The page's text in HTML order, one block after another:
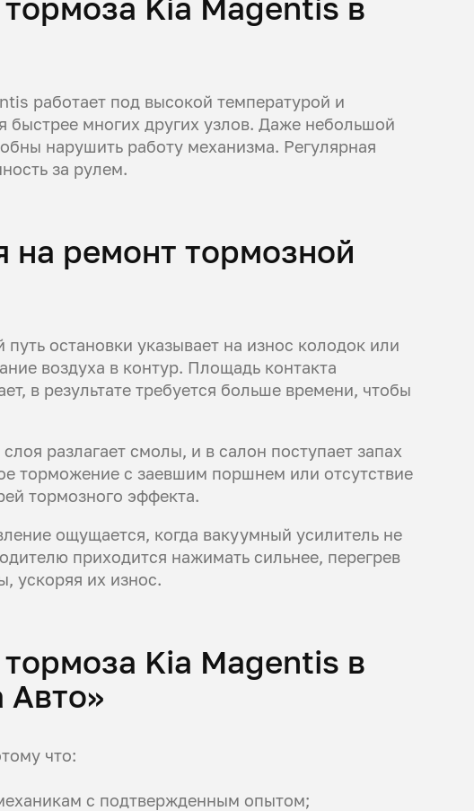
Kia Magentis в
работает под высокой температурой и
многих других узлов. Даже небольшой
нарушить работу механизма. Регулярная
за рулем.
на ремонт тормозной
путь остановки указывает на износ колодок или
воздуха в контур. Площадь контакта
в результате требуется больше времени, чтобы
разлагает смолы, и в салон поступает запах
торможение с заевшим поршнем или отсутствие
тормозного эффекта.
ощущается, когда вакуумный усилитель не
приходится нажимать сильнее, перегрев
ускоряя их износ.
Kia Magentis в
Авто»
что:
с подтвержденным опытом;